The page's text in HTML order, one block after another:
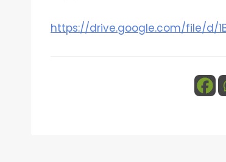
https://drive.google.com/file/d/